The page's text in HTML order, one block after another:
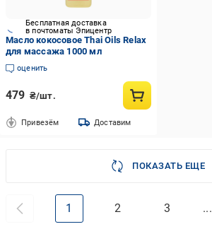
Бесплатная доставка
в почтоматы Эпицентр
Масло кокосовое Thai Oils Relax
для массажа 1000 мл
оценить
479 ₴/шт.
Привезём Доставим
ПОКАЗАТЬ ЕЩЕ
1 2 3 ...